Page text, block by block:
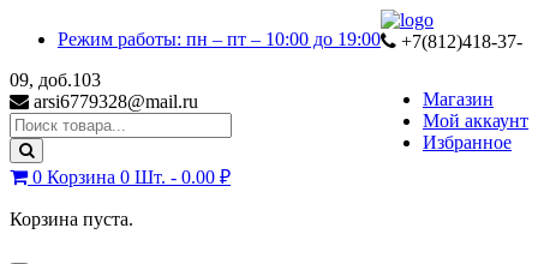
Режим работы: пн – пт – 10:00 до 19:00
Магазин
Мой аккаунт
Избранное
+7(812)418-37-
09, доб.103
arsi6779328@mail.ru
Search
for:
0 Корзина 0 Шт. - 0.00 ₽
Корзина пуста.